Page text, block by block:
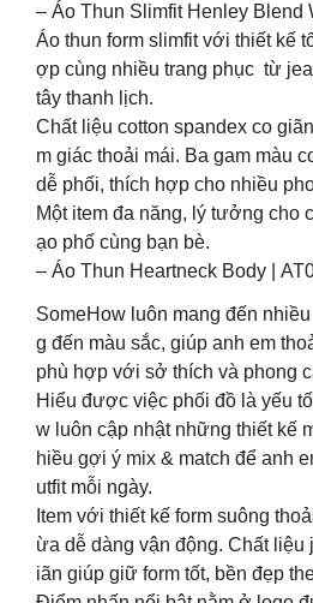
– Áo Thun Slimfit Henley Blend
Áo thun form slimfit với thiết kế
ợp cùng nhiều trang phục từ
tây thanh lịch.
Chất liệu cotton spandex co
m giác thoải mái. Ba gam màu
dễ phối, thích hợp cho nhiều
Một item đa năng, lý tưởng cho
ạo phố cùng bạn bè.
– Áo Thun Heartneck Body |
SomeHow luôn mang đến
g đến màu sắc, giúp anh em
phù hợp với sở thích và phong
Hiểu được việc phối đồ là yếu
w luôn cập nhật những thiết kế
hiều gợi ý mix & match để anh
utfit mỗi ngày.
Item với thiết kế form suông
ừa dễ dàng vận động. Chất liệu
iãn giúp giữ form tốt, bền đẹp